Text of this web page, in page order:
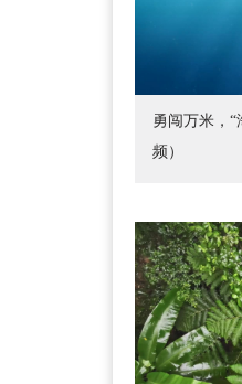
勇闯万米，“
频）